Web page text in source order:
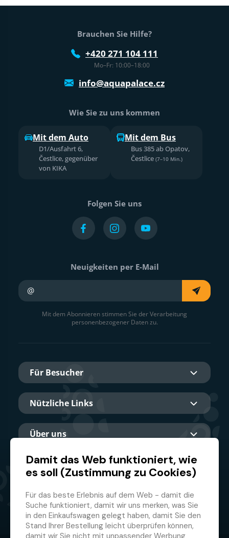
Fußtext der Website
Brauchen Sie Hilfe?
+420 271 104 111
Mo–Fr: 10:00–18:00
info@aquapalace.cz
Wie Sie zu uns kommen
Mit dem Auto
D1/Ausfahrt 6,
Čestlice, gegenüber
von KIKA
Mit dem Bus
Bus 385 ab Opatov,
Čestlice (7–10 Min.)
Folgen Sie uns
Neuigkeiten per E-Mail
Mit dem Abonnieren stimmen Sie der Verarbeitung
personenbezogener Daten zu.
Für Besucher
Nützliche Links
Über uns
Hauptpartner
Damit das Web funktioniert, wie
es soll (Zustimmung zu Cookies)
Für das beste Erlebnis auf dem Web - damit die
Suche funktioniert, damit wir uns merken, was Sie
in den Einkaufswagen gelegt haben, damit Sie den
Stand Ihrer Bestellung leicht überprüfen können,
damit wir Sie nicht mit unpassender Werbung